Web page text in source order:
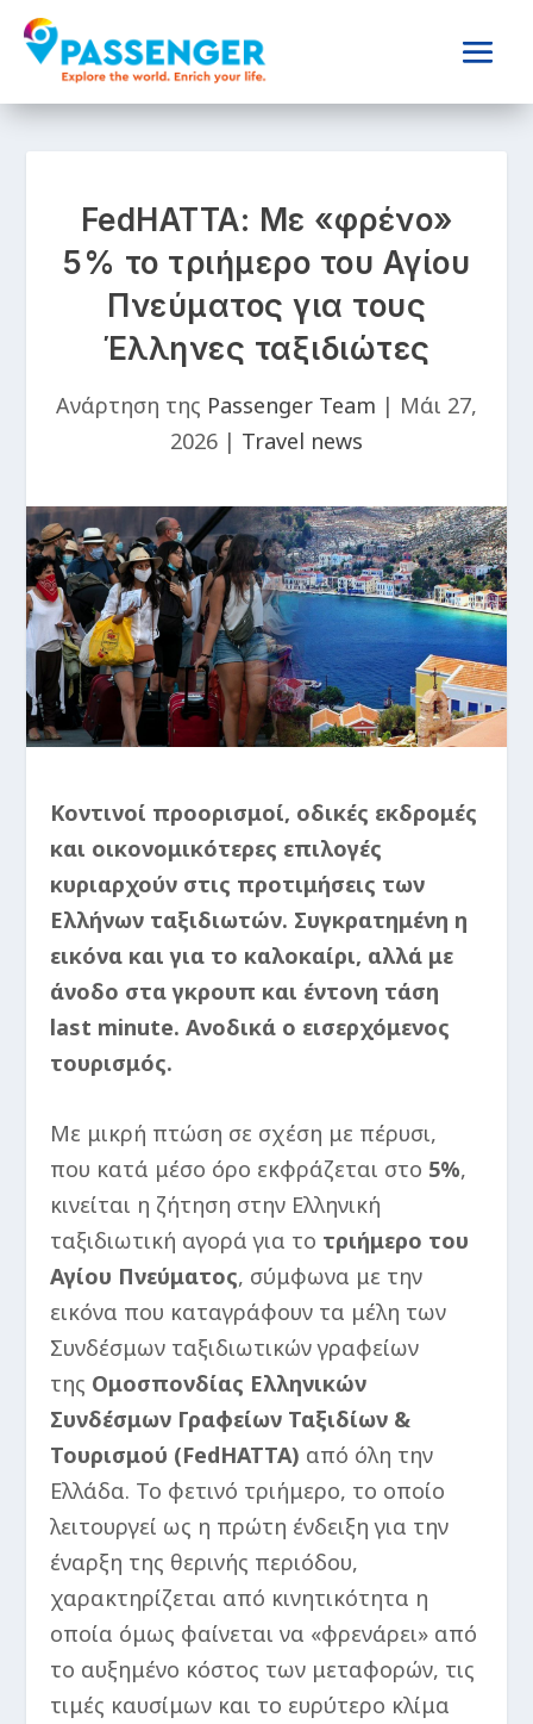
FedHATTA: Με «φρένο»
5% το τριήμερο του Αγίου
Πνεύματος για τους
Έλληνες ταξιδιώτες
Ανάρτηση της Passenger Team | Μάι 27,
2026 | Travel news
Κοντινοί προορισμοί, οδικές εκδρομές
και οικονομικότερες επιλογές
κυριαρχούν στις προτιμήσεις των
Ελλήνων ταξιδιωτών. Συγκρατημένη η
εικόνα και για το καλοκαίρι, αλλά με
άνοδο στα γκρουπ και έντονη τάση
last minute. Ανοδικά ο εισερχόμενος
τουρισμός.
Με μικρή πτώση σε σχέση με πέρυσι,
που κατά μέσο όρο εκφράζεται στο 5%,
κινείται η ζήτηση στην Ελληνική
ταξιδιωτική αγορά για το τριήμερο του
Αγίου Πνεύματος, σύμφωνα με την
εικόνα που καταγράφουν τα μέλη των
Συνδέσμων ταξιδιωτικών γραφείων
της Ομοσπονδίας Ελληνικών
Συνδέσμων Γραφείων Ταξιδίων &
Τουρισμού (FedHATTA) από όλη την
Ελλάδα. Το φετινό τριήμερο, το οποίο
λειτουργεί ως η πρώτη ένδειξη για την
έναρξη της θερινής περιόδου,
χαρακτηρίζεται από κινητικότητα η
οποία όμως φαίνεται να «φρενάρει» από
το αυξημένο κόστος των μεταφορών, τις
τιμές καυσίμων και το ευρύτερο κλίμα